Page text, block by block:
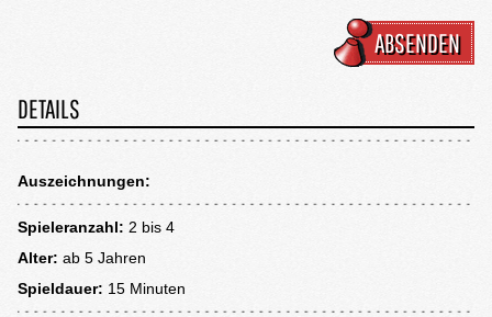
ABSENDEN
DETAILS
Auszeichnungen:
Spieleranzahl: 2 bis 4
Alter: ab 5 Jahren
Spieldauer: 15 Minuten